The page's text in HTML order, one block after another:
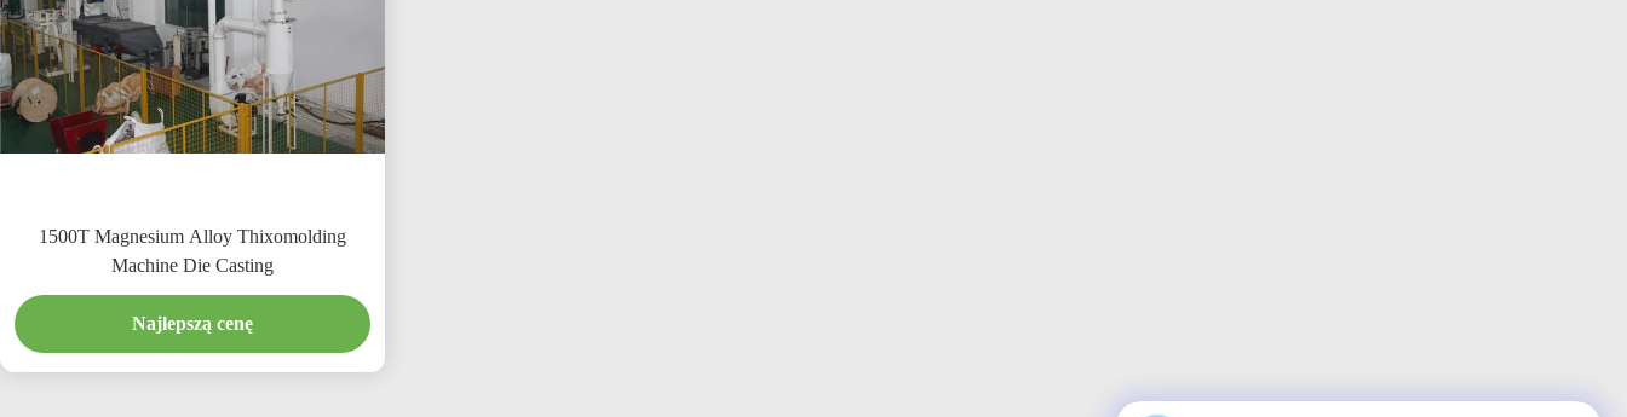
1500T Magnesium Alloy Thixomolding
Machine Die Casting
Najlepszą cenę